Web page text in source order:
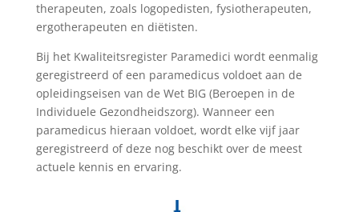
therapeuten, zoals logopedisten, fysiotherapeuten,
ergotherapeuten en diëtisten.
Bij het Kwaliteitsregister Paramedici wordt eenmalig
geregistreerd of een paramedicus voldoet aan de
opleidingseisen van de Wet BIG (Beroepen in de
Individuele Gezondheidszorg). Wanneer een
paramedicus hieraan voldoet, wordt elke vijf jaar
geregistreerd of deze nog beschikt over de meest
actuele kennis en ervaring.